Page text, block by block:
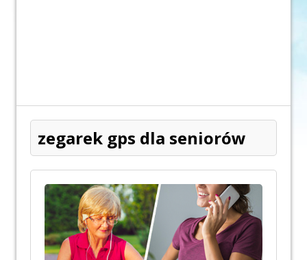
zegarek gps dla seniorów